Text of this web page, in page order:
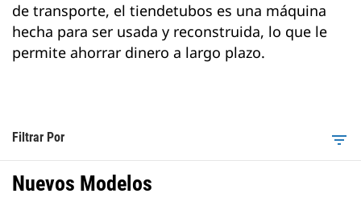
de transporte, el tiendetubos es una máquina
hecha para ser usada y reconstruida, lo que le
permite ahorrar dinero a largo plazo.
Filtrar Por filter_list
Nuevos Modelos